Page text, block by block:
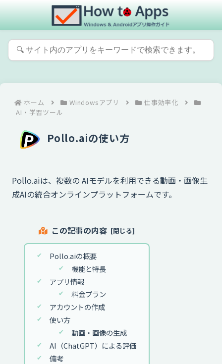
ホーム Windowsアプリ
仕事効率化
AI・学習ツール
Pollo.aiの使い方
Pollo.aiは、複数の AIモデルを利用できる動画・画像生
成AIの統合オンラインプラットフォームです。
この記事の内容
Pollo.aiの概要
機能と特長
アプリ情報
料金プラン
アカウントの作成
使い方
動画・画像の生成
AI（ChatGPT）による評価
備考